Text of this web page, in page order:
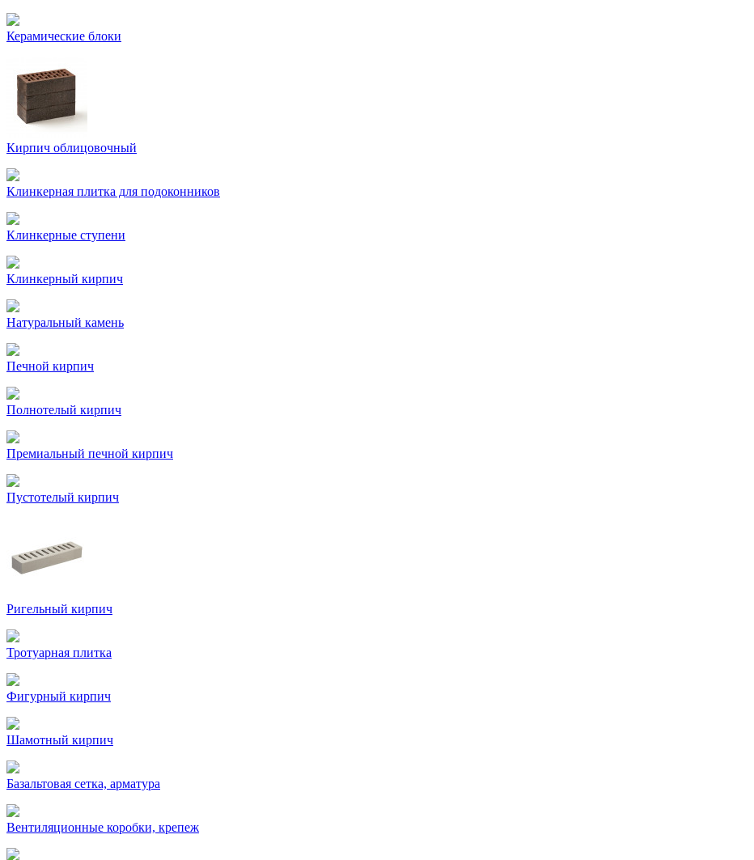
Керамические блоки
Кирпич облицовочный
Клинкерная плитка для подоконников
Клинкерные ступени
Клинкерный кирпич
Натуральный камень
Печной кирпич
Полнотелый кирпич
Премиальный печной кирпич
Пустотелый кирпич
Ригельный кирпич
Тротуарная плитка
Фигурный кирпич
Шамотный кирпич
Базальтовая сетка, арматура
Вентиляционные коробки, крепеж